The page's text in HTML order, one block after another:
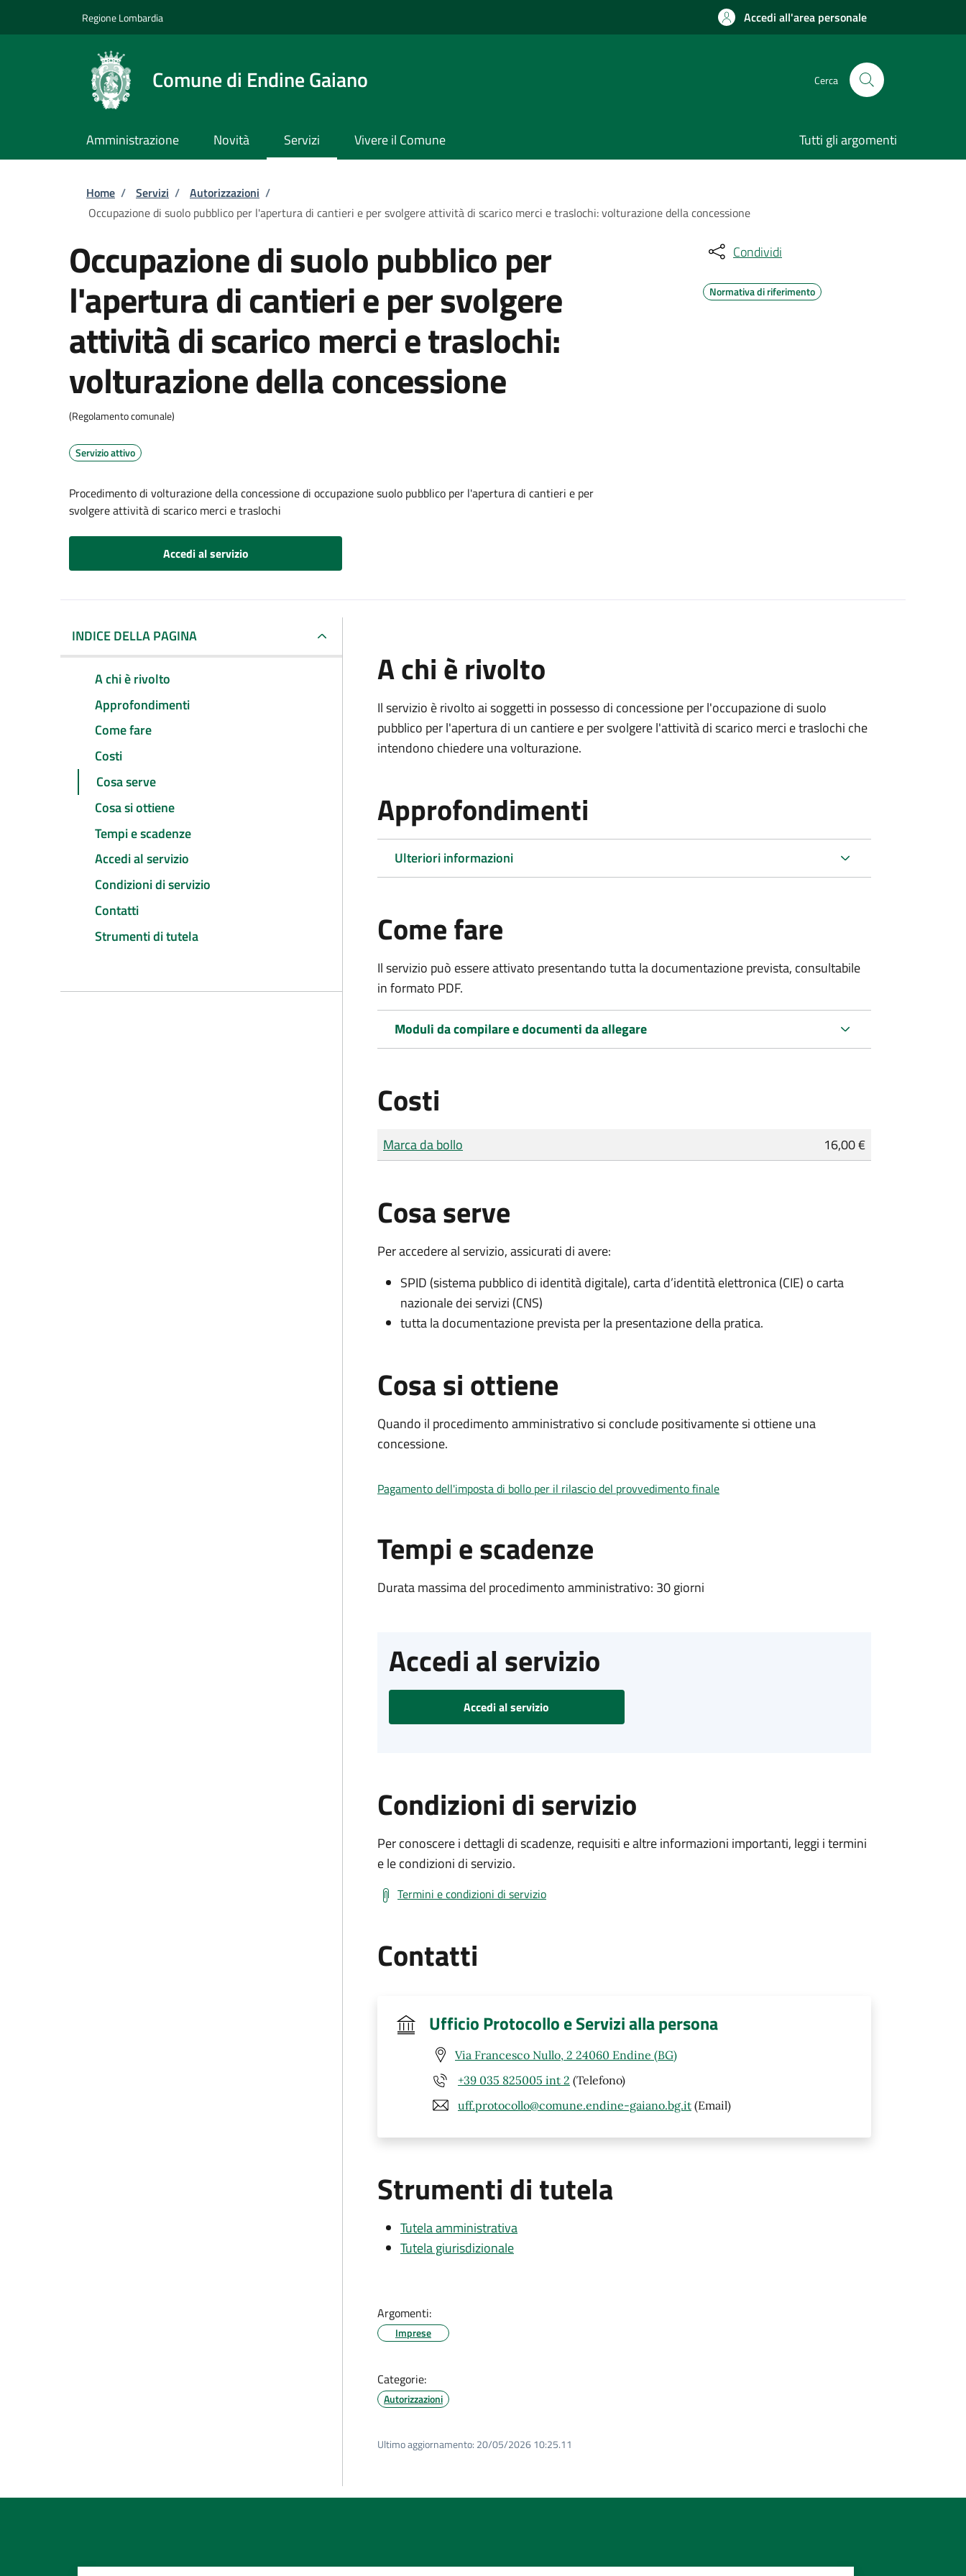
Regione Lombardia Accedi all'area personale
Comune di Endine Gaiano Cerca
Amministrazione Novità Servizi Vivere il Comune Tutti gli argomenti
Briciole di pane
Home / Servizi / Autorizzazioni /
Occupazione di suolo pubblico per l'apertura di cantieri e per svolgere attività di scarico merci e traslochi: volturazione della concessione
Occupazione di suolo pubblico per
l'apertura di cantieri e per svolgere
attività di scarico merci e traslochi:
volturazione della concessione
(Regolamento comunale)
Servizio attivo
Procedimento di volturazione della concessione di occupazione suolo pubblico per l'apertura di cantieri e per
svolgere attività di scarico merci e traslochi
Accedi al servizio
Condividi
Normativa di riferimento
INDICE DELLA PAGINA
A chi è rivolto
Approfondimenti
Come fare
Costi
Cosa serve
Cosa si ottiene
Tempi e scadenze
Accedi al servizio
Condizioni di servizio
Contatti
Strumenti di tutela
A chi è rivolto
Il servizio è rivolto ai soggetti in possesso di concessione per l'occupazione di suolo
pubblico per l'apertura di un cantiere e per svolgere l'attività di scarico merci e traslochi che
intendono chiedere una volturazione.
Approfondimenti
Ulteriori informazioni
Come fare
Il servizio può essere attivato presentando tutta la documentazione prevista, consultabile
in formato PDF.
Moduli da compilare e documenti da allegare
Costi
Tipo di pagamento
Importo
Marca da bollo 16,00 €
Cosa serve
Per accedere al servizio, assicurati di avere:
SPID (sistema pubblico di identità digitale), carta d’identità elettronica (CIE) o carta
nazionale dei servizi (CNS)
tutta la documentazione prevista per la presentazione della pratica.
Cosa si ottiene
Quando il procedimento amministrativo si conclude positivamente si ottiene una
concessione.
Pagamento dell'imposta di bollo per il rilascio del provvedimento finale
Tempi e scadenze
Durata massima del procedimento amministrativo: 30 giorni
Accedi al servizio
Accedi al servizio
Condizioni di servizio
Per conoscere i dettagli di scadenze, requisiti e altre informazioni importanti, leggi i termini
e le condizioni di servizio.
Termini e condizioni di servizio
Contatti
Ufficio Protocollo e Servizi alla persona
Via Francesco Nullo, 2 24060 Endine (BG)
+39 035 825005 int 2 (Telefono)
uff.protocollo@comune.endine-gaiano.bg.it (Email)
Strumenti di tutela
Tutela amministrativa
Tutela giurisdizionale
Argomenti:
Imprese
Categorie:
Autorizzazioni
Ultimo aggiornamento: 20/05/2026 10:25.11